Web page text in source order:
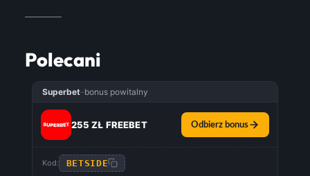
Polecani
Superbet–bonus powitalny
255 ZŁ FREEBET Odbierz bonus
Kod: BETSIDE